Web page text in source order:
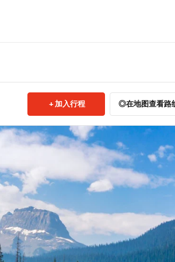
加入行程 在地图查看路